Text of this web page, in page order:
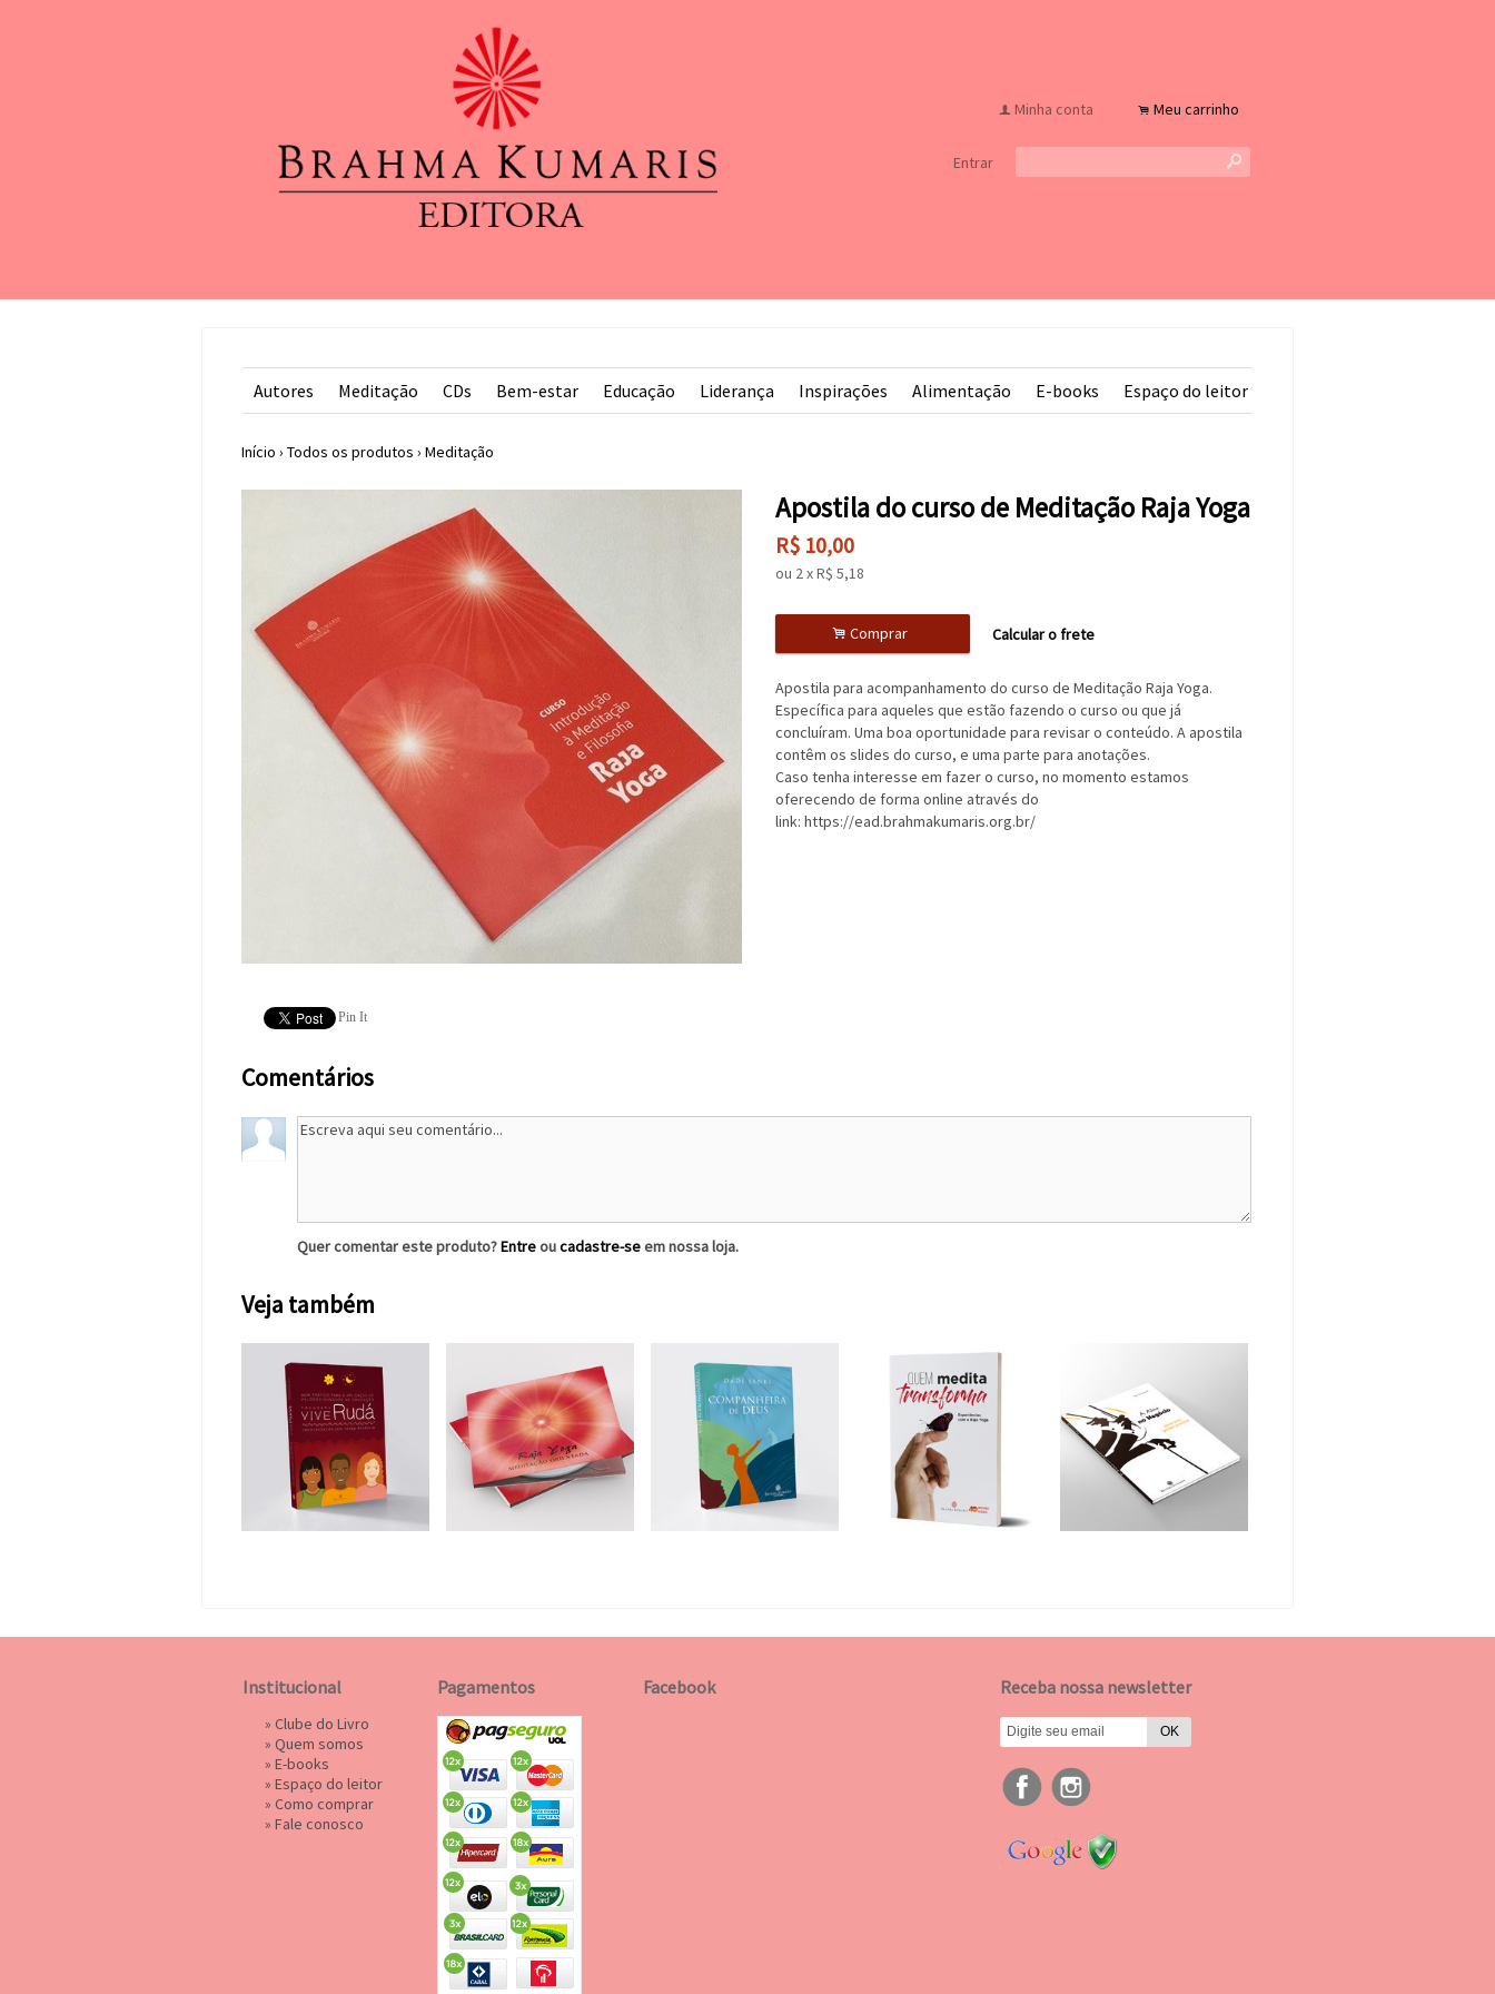
f Minha conta . Meu carrinho
Entrar s
Autores Meditação CDs Bem-estar Educação Liderança Inspirações Alimentação E-books Espaço do leitor
Início › Todos os produtos › Meditação
Pin It
Apostila do curso de Meditação Raja Yoga
R$ 10,00
ou 2xR$ 5,18
. Comprar Calcular o frete
Apostila para acompanhamento do curso de Meditação Raja Yoga.
Específica para aqueles que estão fazendo o curso ou que já
concluíram. Uma boa oportunidade para revisar o conteúdo. A apostila
contêm os slides do curso, e uma parte para anotações.
Caso tenha interesse em fazer o curso, no momento estamos
oferecendo de forma online através do
link: https://ead.brahmakumaris.org.br/
Comentários
Quer comentar este produto?Entreoucadastre-seem nossa loja.
Veja também
Institucional
» Clube do Livro
» Quem somos
» E-books
» Espaço do leitor
» Como comprar
» Fale conosco
Pagamentos Facebook Receba nossa newsletter